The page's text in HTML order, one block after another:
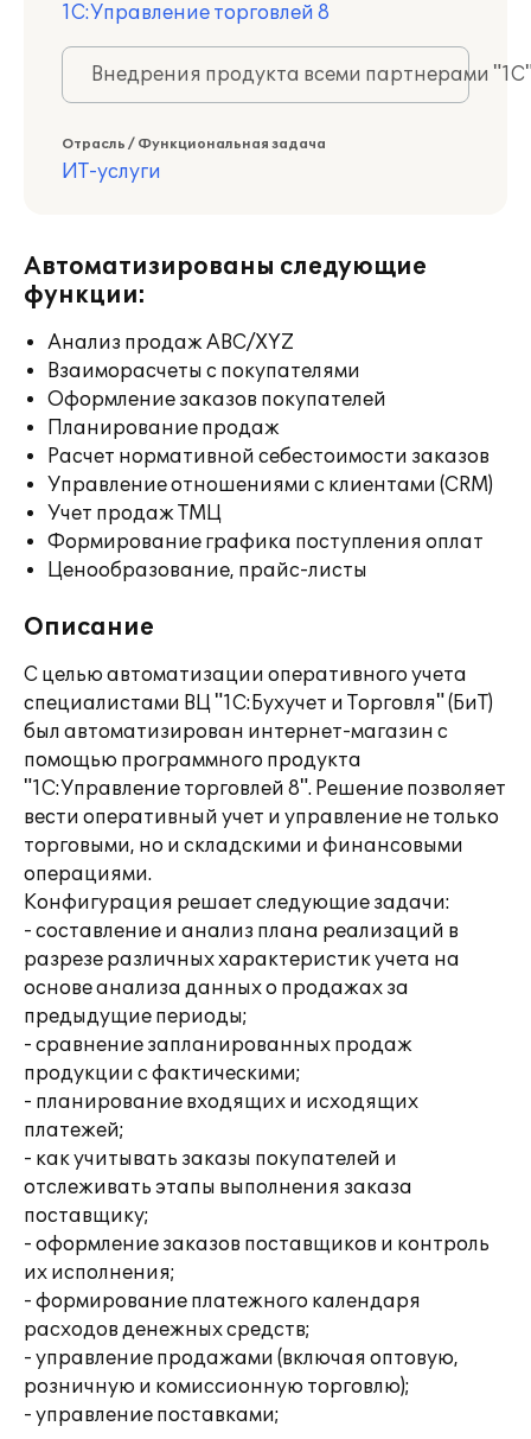
1С:Управление торговлей 8
Внедрения продукта всеми партнерами
Отрасль / Функциональная задача
ИТ-услуги
Автоматизированы следующие
функции:
Анализ продаж ABC/XYZ
Взаиморасчеты с покупателями
Оформление заказов покупателей
Планирование продаж
Расчет нормативной себестоимости заказов
Управление отношениями с клиентами (CRM)
Учет продаж ТМЦ
Формирование графика поступления оплат
Ценообразование, прайс-листы
Описание
С целью автоматизации оперативного учета
специалистами ВЦ "1С:Бухучет и Торговля" (БиТ)
был автоматизирован интернет-магазин с
помощью программного продукта
"1С:Управление торговлей 8". Решение позволяет
вести оперативный учет и управление не только
торговыми, но и складскими и финансовыми
операциями.
Конфигурация решает следующие задачи:
- составление и анализ плана реализаций в
разрезе различных характеристик учета на
основе анализа данных о продажах за
предыдущие периоды;
- сравнение запланированных продаж
продукции с фактическими;
- планирование входящих и исходящих
платежей;
- как учитывать заказы покупателей и
отслеживать этапы выполнения заказа
поставщику;
- оформление заказов поставщиков и контроль
их исполнения;
- формирование платежного календаря
расходов денежных средств;
- управление продажами (включая оптовую,
розничную и комиссионную торговлю);
- управление поставками;